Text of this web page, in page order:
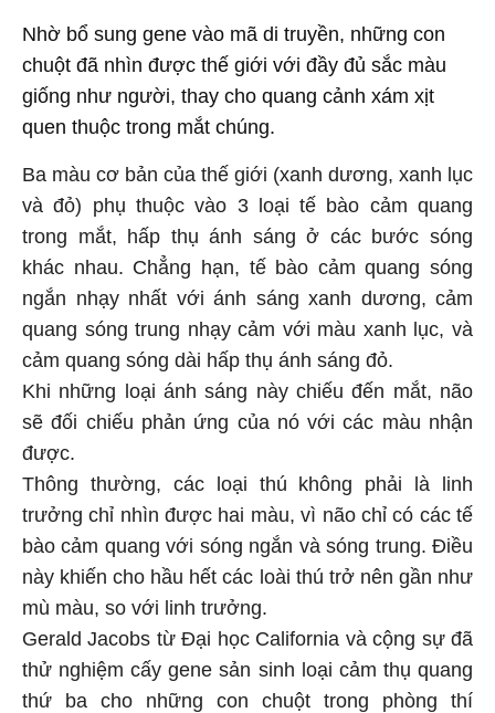
Nhờ bổ sung gene vào mã di truyền, những con
chuột đã nhìn được thế giới với đầy đủ sắc màu
giống như người, thay cho quang cảnh xám xịt
quen thuộc trong mắt chúng.
Ba màu cơ bản của thế giới (xanh dương, xanh lục
và đỏ) phụ thuộc vào 3 loại tế bào cảm quang
trong mắt, hấp thụ ánh sáng ở các bước sóng
khác nhau. Chẳng hạn, tế bào cảm quang sóng
ngắn nhạy nhất với ánh sáng xanh dương, cảm
quang sóng trung nhạy cảm với màu xanh lục, và
cảm quang sóng dài hấp thụ ánh sáng đỏ.
Khi những loại ánh sáng này chiếu đến mắt, não
sẽ đối chiếu phản ứng của nó với các màu nhận
được.
Thông thường, các loại thú không phải là linh
trưởng chỉ nhìn được hai màu, vì não chỉ có các tế
bào cảm quang với sóng ngắn và sóng trung. Điều
này khiến cho hầu hết các loài thú trở nên gần như
mù màu, so với linh trưởng.
Gerald Jacobs từ Đại học California và cộng sự đã
thử nghiệm cấy gene sản sinh loại cảm thụ quang
thứ ba cho những con chuột trong phòng thí